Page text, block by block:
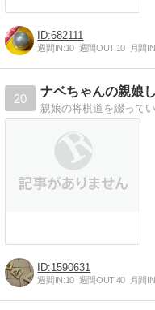
682111
週間IN:10 週間OUT:10 月間
20
ナベちゃんの親娘
1590631
週間IN:10 週間OUT:40 月間